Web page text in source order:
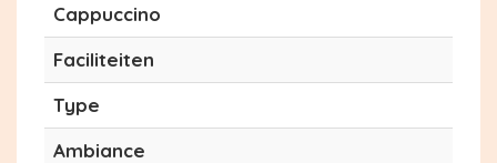
Cappuccino
Faciliteiten
Type
Ambiance